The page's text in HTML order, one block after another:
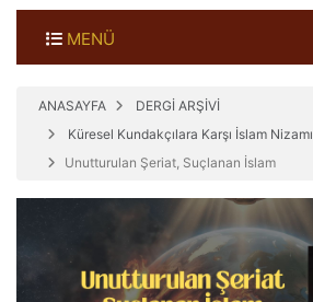
MENÜ
ANASAYFA
DERGİ ARŞİVİ
Küresel Kundakçılara Karşı İslam Nizamı
Unutturulan Şeriat, Suçlanan İslam